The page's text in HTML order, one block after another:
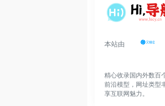
本站由
精心收录国内外数百
前沿模型，网址类型
享互联网魅力。